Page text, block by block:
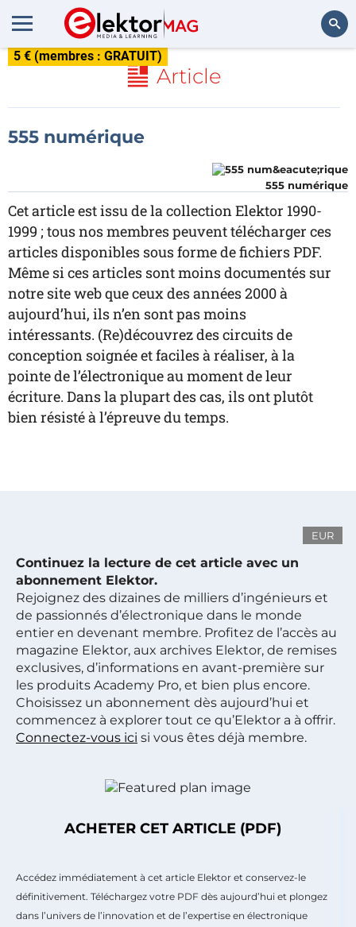
5 € (membres : GRATUIT)
Article
555 numérique
555 numérique
Cet article est issu de la collection Elektor 1990-
1999 ; tous nos membres peuvent télécharger ces
articles disponibles sous forme de fichiers PDF.
Même si ces articles sont moins documentés sur
notre site web que ceux des années 2000 à
aujourd’hui, ils n’en sont pas moins
intéressants. (Re)découvrez des circuits de
conception soignée et faciles à réaliser, à la
pointe de l’électronique au moment de leur
écriture. Dans la plupart des cas, ils ont plutôt
bien résisté à l’épreuve du temps.
EUR
Continuez la lecture de cet article avec un
abonnement Elektor.
Rejoignez des dizaines de milliers d’ingénieurs et
de passionnés d’électronique dans le monde
entier en devenant membre. Profitez de l’accès au
magazine Elektor, aux archives Elektor, de remises
exclusives, d’informations en avant-première sur
les produits Academy Pro, et bien plus encore.
Choisissez un abonnement dès aujourd’hui et
commencez à explorer tout ce qu’Elektor a à offrir.
Connectez-vous ici si vous êtes déjà membre.
ACHETER CET ARTICLE (PDF)
Accédez immédiatement à cet article Elektor et conservez-le
définitivement. Téléchargez votre PDF dès aujourd’hui et plongez
dans l’univers de l’innovation et de l’expertise en électronique